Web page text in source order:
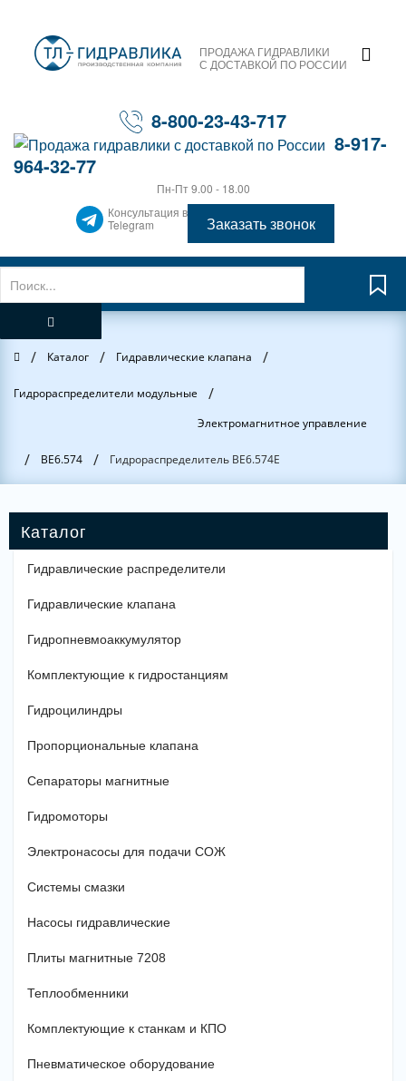
ПРОДАЖА ГИДРАВЛИКИ
С ДОСТАВКОЙ ПО РОССИИ
8-800-23-43-717
8-917-
964-32-77
Пн-Пт 9.00 - 18.00
Консультация в
Telegram
Заказать звонок
Главная
/ Каталог / Гидравлические клапана /
Гидрораспределители модульные /
Электромагнитное управление
/ ВЕ6.574 / Гидрораспределитель ВЕ6.574Е
Гидравлические распределители
Гидравлические клапана
Гидропневмоаккумулятор
Комплектующие к гидростанциям
Гидроцилиндры
Пропорциональные клапана
Сепараторы магнитные
Гидромоторы
Электронасосы для подачи СОЖ
Системы смазки
Насосы гидравлические
Плиты магнитные 7208
Теплообменники
Комплектующие к станкам и КПО
Пневматическое оборудование